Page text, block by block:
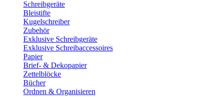
Schreibgeräte
Bleistifte
Kugelschreiber
Zubehör
Exklusive Schreibgeräte
Exklusive Schreibaccessoires
Papier
Brief- & Dekopapier
Zettelblöcke
Bücher
Ordnen & Organisieren